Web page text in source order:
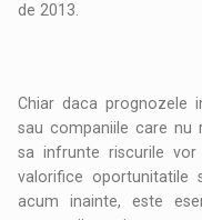
de 2013.
Chiar daca prognozele
sau companiile care nu
sa infrunte riscurile
valorifice
acum inainte, este